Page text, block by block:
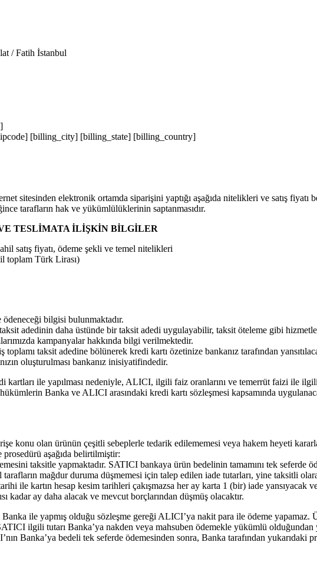
/ Fatih İstanbul
[billing_city] [billing_state] [billing_country]
sitesinden elektronik ortamda siparişini yaptığı aşağıda nitelikleri ve satış fiyatı
tarafların hak ve yükümlülüklerinin saptanmasıdır.
TESLİMATA İLİŞKİN BİLGİLER
satış fiyatı, ödeme şekli ve temel nitelikleri
toplam Türk Lirası)
ödeneceği bilgisi bulunmaktadır.
adedinin daha üstünde bir taksit adedi uygulayabilir, taksit öteleme gibi
kampanyalar hakkında bilgi verilmektedir.
taksit adedine bölünerek kredi kartı özetinize bankanız tarafından
oluşturulması bankanız inisiyatifindedir.
kartları ile yapılması nedeniyle, ALICI, ilgili faiz oranlarını ve temerrüt faizi ile
Banka ve ALICI arasındaki kredi kartı sözleşmesi kapsamında
konu olan ürünün çeşitli sebeplerle tedarik edilememesi veya hakem heyeti
prosedürü aşağıda belirtilmiştir:
taksitle yapmaktadır. SATICI bankaya ürün bedelinin tamamını tek seferde
mağdur duruma düşmemesi için talep edilen iade tutarları, yine taksitli
ile kartın hesap kesim tarihleri çakışmazsa her ay karta 1 (bir) iade
kadar ay daha alacak ve mevcut borçlarından düşmüş olacaktır.
ile yapmış olduğu sözleşme gereği ALICI’ya nakit para ile ödeme
ilgili tutarı Banka’ya nakden veya mahsuben ödemekle yükümlü
Banka’ya bedeli tek seferde ödemesinden sonra, Banka tarafından